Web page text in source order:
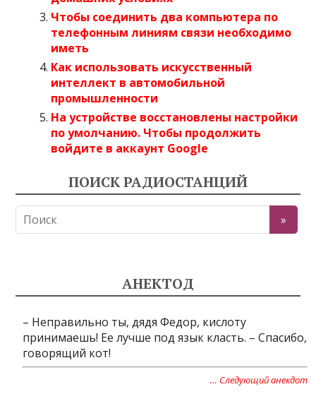
Чтобы соединить два компьютера по
телефонным линиям связи необходимо
иметь
Как использовать искусственный
интеллект в автомобильной
промышленности
На устройстве восстановлены настройки
по умолчанию. Чтобы продолжить
войдите в аккаунт Google
ПОИСК РАДИОСТАНЦИЙ
АНЕКТОД
– Неправильно ты, дядя Федор, кислоту
принимаешь! Ее лучше под язык класть. – Спасибо,
говорящий кот!
… Следующий анекдот